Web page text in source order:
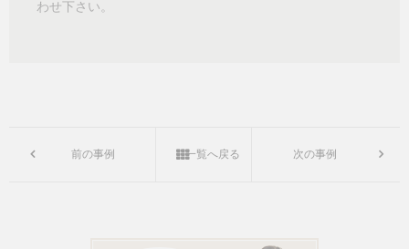
わせ下さい。
前の事例 一覧へ戻る 次の事例